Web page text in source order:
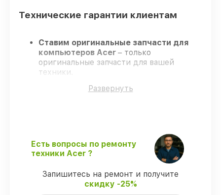
Технические гарантии клиентам
Ставим оригинальные запчасти для
компьютеров Acer – только
оригинальные запчасти для вашей
техники.
проходят строгий отбор, что
Официальная гарантия
– на все виды
работ и комплектующие для
компьютеров Acer предоставляется
длительная гарантия.
Развернуть
Есть вопросы по ремонту
техники Acer ?
Запишитесь на ремонт и получите
скидку -25%